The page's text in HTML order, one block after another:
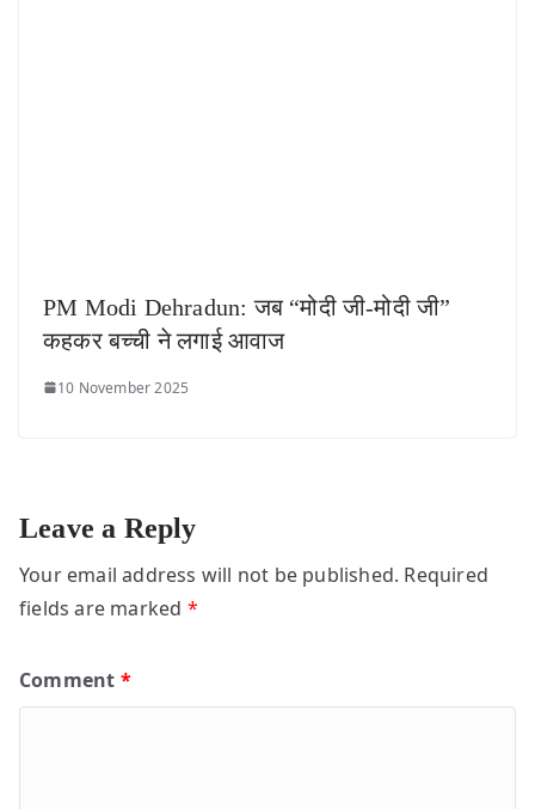
PM Modi Dehradun: जब “मोदी जी-मोदी जी”
कहकर बच्ची ने लगाई आवाज
10 November 2025
Leave a Reply
Your email address will not be published. Required
fields are marked *
Comment *